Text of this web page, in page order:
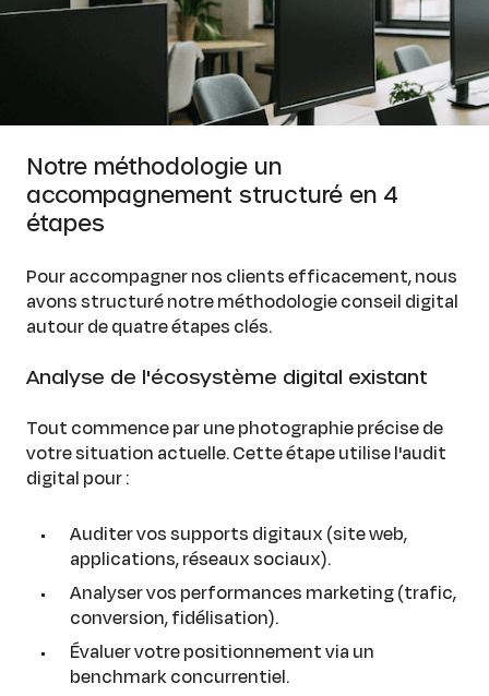
Notre méthodologie un
accompagnement structuré en 4
étapes
Pour accompagner nos clients efficacement, nous
avons structuré notre méthodologie conseil digital
autour de quatre étapes clés.
Analyse de l'écosystème digital existant
Tout commence par une photographie précise de
votre situation actuelle. Cette étape utilise l'audit
digital pour :
Auditer vos supports digitaux (site web,
applications, réseaux sociaux).
Analyser vos performances marketing (trafic,
conversion, fidélisation).
Évaluer votre positionnement via un
benchmark concurrentiel.